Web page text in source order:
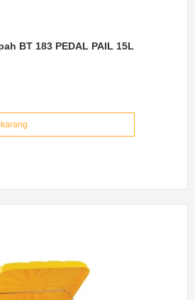
BT 183 PEDAL PAIL 15L